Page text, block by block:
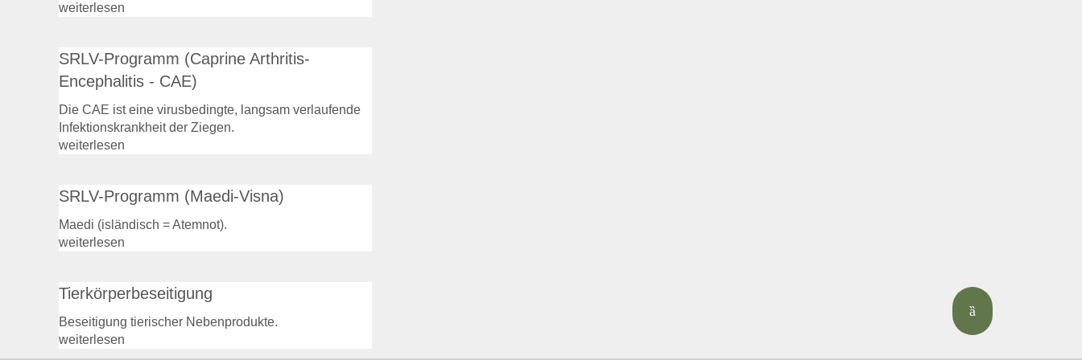
weiterlesen
SRLV-Programm (Caprine Arthritis-
Encephalitis - CAE)
Die CAE ist eine virusbedingte, langsam verlaufende
Infektionskrankheit der Ziegen.
weiterlesen
SRLV-Programm (Maedi-Visna)
Maedi (isländisch = Atemnot).
weiterlesen
Tierkörperbeseitigung
Beseitigung tierischer Nebenprodukte.
weiterlesen